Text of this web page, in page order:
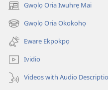
Gwọlọ Oria Iwuhrẹ Mai
(opens
new
window)
Gwọlọ Oria Okokohọ
(opens
new
window)
Eware Ekpokpọ
Ividio
Videos with Audio